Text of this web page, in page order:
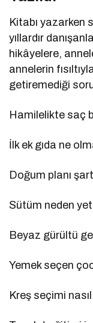
Kitabı yazarken
yıllardır
hikâyelere,
annelerin
getiremediği
Hamilelikte saç
İlk ek gıda ne
Doğum planı
Sütüm neden
Beyaz gürültü
Yemek seçen
Kreş seçimi nasıl